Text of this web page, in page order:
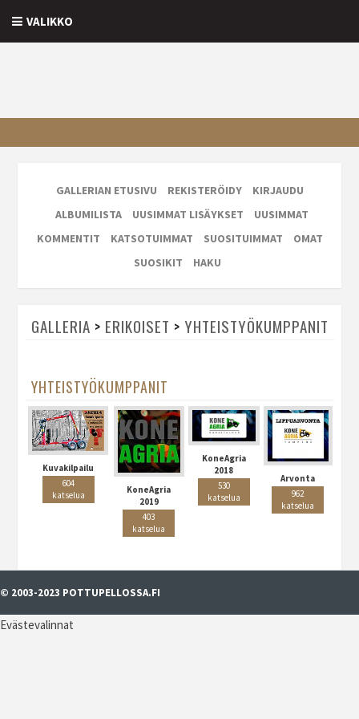
VALIKKO
GALLERIAN ETUSIVU REKISTERÖIDY
KIRJAUDU
ALBUMILISTA
UUSIMMAT LISÄYKSET
UUSIMMAT
KOMMENTIT
KATSOTUIMMAT SUOSITUIMMAT
OMAT
SUOSIKIT
HAKU
GALLERIA > ERIKOISET > YHTEISTYÖKUMPPANIT
YHTEISTYÖKUMPPANIT
Kuvakilpailu
604
katselua
KoneAgria
2019
403
katselua
KoneAgria
2018
530
katselua
Arvonta
962
katselua
© 2003-2023 POTTUPELLOSSA.FI
Evästevalinnat